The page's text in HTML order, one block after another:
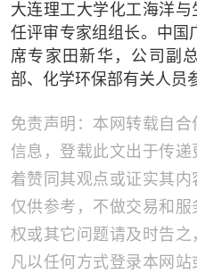
大连理工大学化工海洋
任评审专家组组长。中国
席专家田新华，公司副
部、化学环保部有关人员
免责声明：本网转载自
信息，登载此文出于传
着赞同其观点或证实其
仅供参考，不做交易和
权或其它问题请及时告之
凡以任何方式登录本网